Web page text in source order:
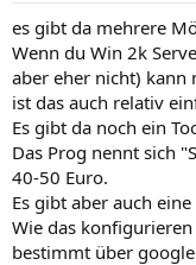
es gibt da mehrere
Wenn du Win 2k
aber eher nicht) kann
ist das auch relativ
Es gibt da noch ein
Das Prog nennt sich
40-50 Euro.
Es gibt aber auch
Wie das
bestimmt über